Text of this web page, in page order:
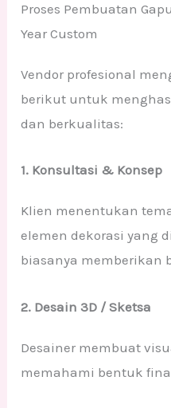
Proses Pembuatan
Year Custom
Vendor profesional
berikut untuk
dan berkualitas:
1. Konsultasi & Konsep
Klien menentukan
elemen dekorasi yang
biasanya memberikan
2. Desain 3D / Sketsa
Desainer membuat
memahami bentuk